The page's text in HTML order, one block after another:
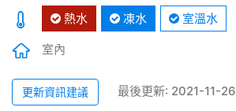
熱水 凍水 室溫水
室內
更新資訊建議 最後更新: 2021-11-26